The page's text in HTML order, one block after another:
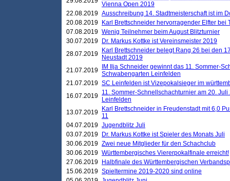
Vienna Open 2019
22.08.2019 Ausschreibung 14. Stadtmeisterschaft ist im
20.08.2019
Karl Brettschneider hervorragender Elfter bei
07.08.2019 Wenig Teilnehmer beim August Blitzturnier
30.07.2019
Dr. Markus Kottke ist Vereinsmeister 2019
28.07.2019
Karl Brettschneider belegt Rang 26 bei den
Neustadt 2019
21.07.2019
IM Ilja Schneider gewinnt das 11. Sommer-
Schwabengarten Leinfelden
21.07.2019 SC Leinfelden ist Vizepokalsieger im
16.07.2019 11. Sommer-Schnellschachturnier am 20.
Leinfelden
13.07.2019
Karl Brettschneider in Freudenstadt mit 6,0
11
04.07.2019 Jugendblitz Juli
03.07.2019
Dr. Markus Kottke ist Spieler des Monats Juli
30.06.2019 Zwei neue Mitglieder für den Schachclub
30.06.2019 Württembergisches Viererpokalfinale erreicht!
27.06.2019
Halbfinale des Württembergischen
15.06.2019 Spieltermine 2019-2020 sind online